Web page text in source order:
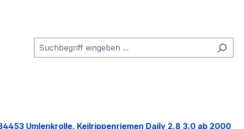
Umlenkrolle, Keilrippenriemen Daily 2.8 3.0 ab 2000